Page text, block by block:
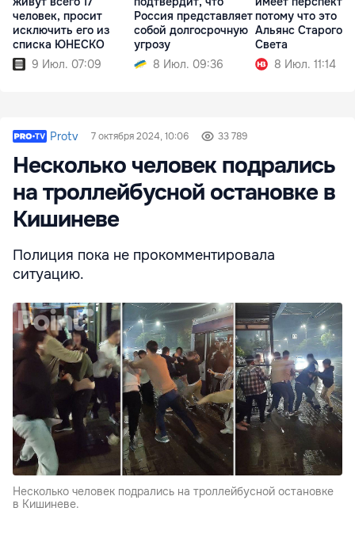
человек, просит
исключить его из
списка ЮНЕСКО
9 Июл. 07:09
Россия представляет
собой долгосрочную
угрозу
8 Июл. 09:36
потому что это
Альянс Старого
Света
8 Июл. 11:14
Protv 7 октября 2024, 10:06 33 789
Несколько человек подрались
на троллейбусной остановке в
Кишиневе
Полиция пока не прокомментировала
ситуацию.
Несколько человек подрались на троллейбусной остановке
в Кишиневе.